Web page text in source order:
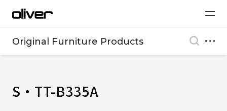
Original Furniture Products
S・TT-B335A